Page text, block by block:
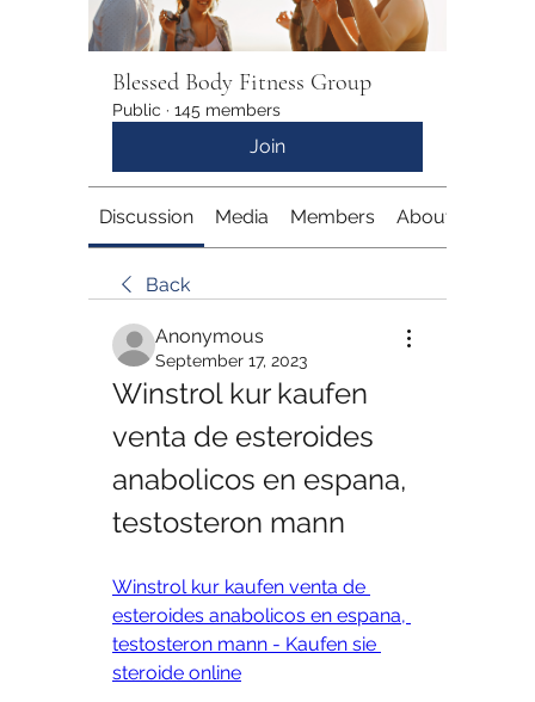
Blessed Body Fitness Group
Public · 145 members
Join
Discussion Media Members About
Back
Anonymous
September 17, 2023
Winstrol kur kaufen
venta de esteroides
anabolicos en espana,
testosteron mann
Winstrol kur kaufen venta de
esteroides anabolicos en espana,
testosteron mann - Kaufen sie
steroide online